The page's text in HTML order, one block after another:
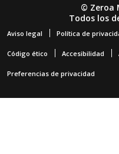
© Zeroa
Todos los
Aviso legal Política de
Código ético Accesibilidad
Preferencias de privacidad